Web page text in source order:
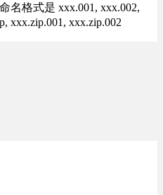
名格式是 xxx.001, xxx.002,
xxx.zip.001, xxx.zip.002